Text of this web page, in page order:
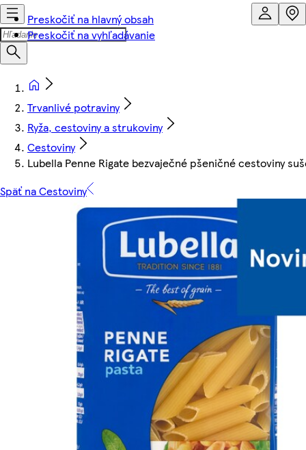
Preskočiť na hlavný obsah
Preskočiť na vyhľadávanie
Trvanlivé potraviny
Ryža, cestoviny a strukoviny
Cestoviny
Lubella Penne Rigate bezvaječné pšeničné cestoviny
Späť na Cestoviny